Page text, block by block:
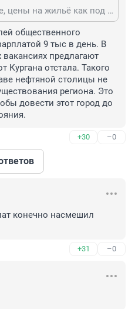
Зарплаты как в Кургане, цены на жильё как под Питером. Уезжают все, кто хотят чего-то добиться, кому не упала квартира от родителей с севера. Приезжают работать за еду и аренду квартиры рабы из Кургана и Омской области (зачем - непонятно, в Тюмени зарплаты такие же).
общественного
9 тыс в день. В
предлагают
Кургана отстала. Такого
нефтяной столицы не
региона. Это
довести этот город до
+30 –0
конечно насмешил
+31 –0